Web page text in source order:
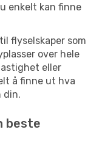
enkelt kan finne
flyselskaper som
over hele
eller
å finne ut hva
din.
beste